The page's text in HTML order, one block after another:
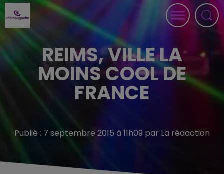
REIMS, VILLE LA
MOINS COOL DE
FRANCE
Publié : 7 septembre 2015 à 11h09 par La rédaction